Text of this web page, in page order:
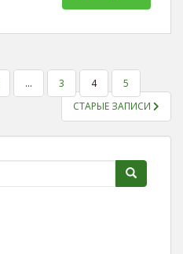
… 3 4
5
СТАРЫЕ ЗАПИСИ